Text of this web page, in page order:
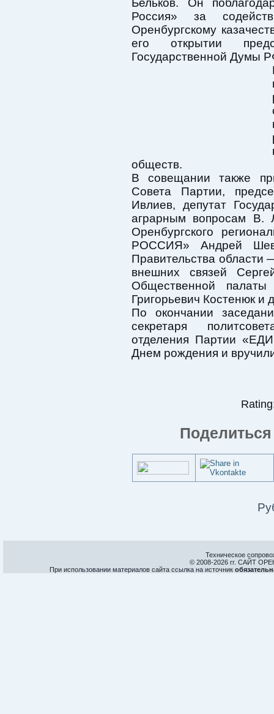
Бельков. Он
Россия» за
Оренбургскому
его открытии
Государственной Думы
обществ.
В совещании также
Совета Партии,
Ивлиев, депутат
аграрным вопросам В.
Оренбургского
РОССИЯ» Андрей
Правительства области
внешних связей
Общественной палаты
Григорьевич Костенюк и
По окончании
секретаря
отделения Партии
Днем рождения и
Техническое
© 2008-2026 гг. САЙТ
При использовании материалов сайта ссылка на источник